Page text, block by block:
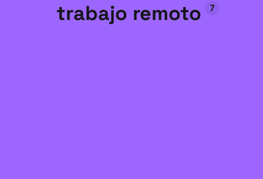
trabajo remoto 7